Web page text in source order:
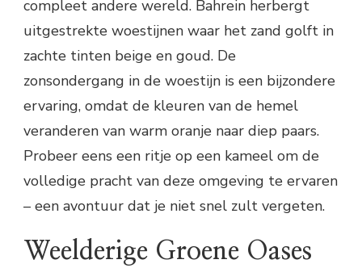
compleet andere wereld. Bahrein herbergt
uitgestrekte woestijnen waar het zand golft in
zachte tinten beige en goud. De
zonsondergang in de woestijn is een bijzondere
ervaring, omdat de kleuren van de hemel
veranderen van warm oranje naar diep paars.
Probeer eens een ritje op een kameel om de
volledige pracht van deze omgeving te ervaren
– een avontuur dat je niet snel zult vergeten.
Weelderige Groene Oases